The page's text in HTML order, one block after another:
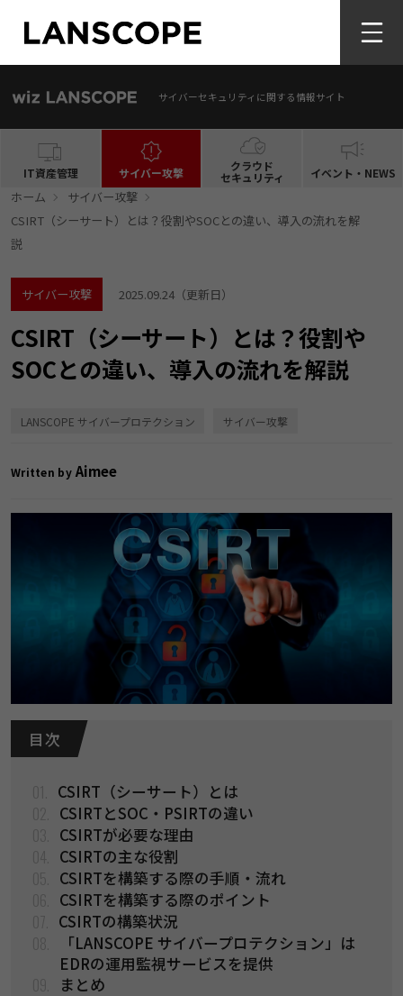
サイバーセキュリティに関する情報サイト
IT資産管理 サイバー攻撃 クラウド
セキュリティ イベント・NEWS
ホーム
サイバー攻撃
CSIRT（シーサート）とは？役割やSOCとの違い、導入の流れを解
説
サイバー攻撃 2025.09.24（更新日）
CSIRT（シーサート）とは？役割や
SOCとの違い、導入の流れを解説
LANSCOPE サイバープロテクション サイバー攻撃
Written byAimee
目 次
CSIRT（シーサート）とは
CSIRTとSOC・PSIRTの違い
CSIRTが必要な理由
CSIRTの主な役割
CSIRTを構築する際の手順・流れ
CSIRTを構築する際のポイント
CSIRTの構築状況
「LANSCOPE サイバープロテクション」は
EDRの運用監視サービスを提供
まとめ